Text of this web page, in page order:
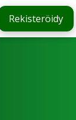
Rekisteröidy